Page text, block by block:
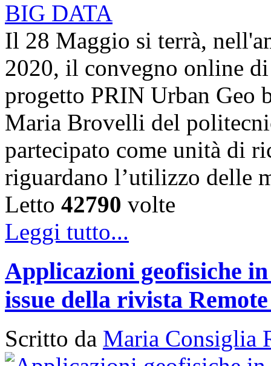
Il 28 Maggio si terrà,
2020, il convegno online
progetto PRIN Urban Geo
Maria Brovelli del
partecipato come unità di
riguardano l’utilizzo delle
Letto 42790 volte
Leggi tutto...
Applicazioni geofisiche
issue della rivista
Scritto da Maria Consiglia